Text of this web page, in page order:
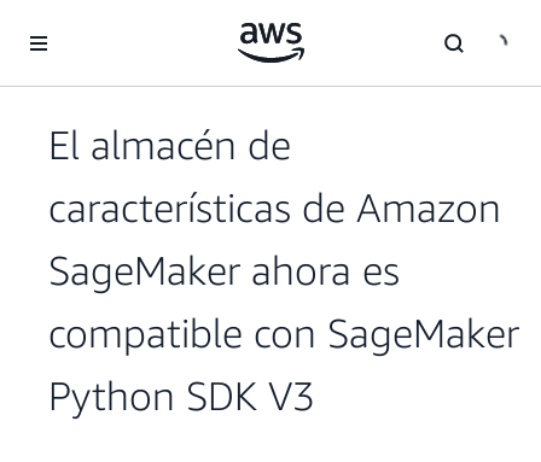
El almacén de
características de Amazon
SageMaker ahora es
compatible con SageMaker
Python SDK V3